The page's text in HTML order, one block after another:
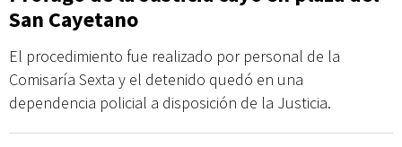
San Cayetano
El procedimiento fue realizado por personal de la
Comisaría Sexta y el detenido quedó en una
dependencia policial a disposición de la Justicia.